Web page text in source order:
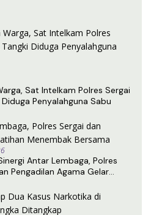
Sat Intelkam Polres Sergai
Penyalahguna Sabu
Antar Lembaga, Polres
Pengadilan Agama Gelar